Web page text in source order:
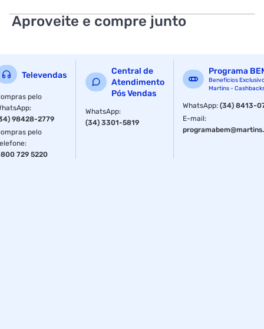
enquanto o aquecedor estiver em uso.
ainda tem duas opcões de aquecimento. Garantia: 12
meses.
Aproveite e compre junto
Televendas
pelo
:
98428-2779
pelo
:
729 5220
Central de
Atendimento
Pós Vendas
WhatsApp:
(34) 3301-5819
Programa
Benefícios
Martins -
WhatsApp:(34) 8413-
E-mail: